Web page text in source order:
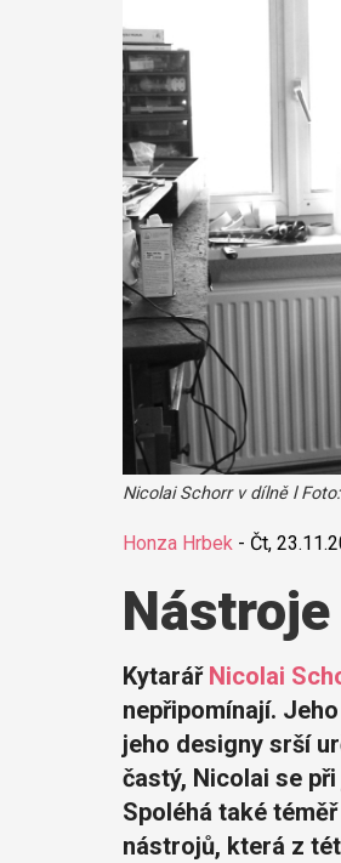
Nicolai Schorr v dílně l
Honza Hrbek - Čt,
Kytarář Nicolai
nepřipomínají.
jeho designy srší
častý, Nicolai se
Spoléhá také
nástrojů, která z